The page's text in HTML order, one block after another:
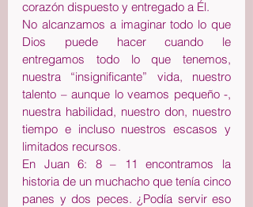
corazón dispuesto y entregado a Él.
No alcanzamos a imaginar todo lo que
Dios puede hacer cuando le
entregamos todo lo que tenemos,
nuestra “insignificante” vida, nuestro
talento – aunque lo veamos pequeño -,
nuestra habilidad, nuestro don, nuestro
tiempo e incluso nuestros escasos y
limitados recursos.
En Juan 6: 8 – 11 encontramos la
historia de un muchacho que tenía cinco
panes y dos peces. ¿Podía servir eso